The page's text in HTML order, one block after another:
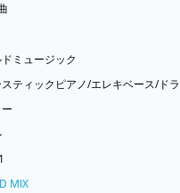
ドミュージック
スティックピアノ/エレキベース/ド
ー
MIX